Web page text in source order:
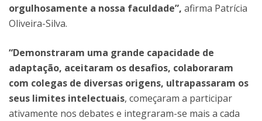
orgulhosamente a nossa faculdade”, afirma Patrícia
Oliveira-Silva.
“Demonstraram uma grande capacidade de
adaptação, aceitaram os desafios, colaboraram
com colegas de diversas origens, ultrapassaram os
seus limites intelectuais, começaram a participar
ativamente nos debates e integraram-se mais a cada